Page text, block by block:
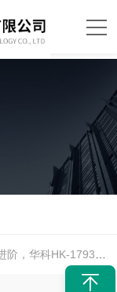
自动航空燃料水反应测定器仪器检测技术全解析